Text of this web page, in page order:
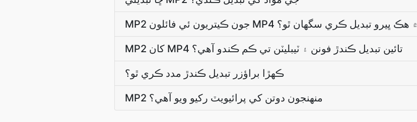
MP2 جون ڪيتريون ئي فائلون MP4 ۾ هڪ ڀيرو تبديل ڪري سگهان ٿو؟
MP2 کان MP4 تائين تبديل ڪندڙ فونن ۽ ٽيبليٽن تي ڪم ڪندو آھي؟
ڪھڙا براؤزر تبديل ڪندڙ مدد ڪري ٿو؟
MP2 منھنجون دوتن کي پرائيويٽ رکيو ويو آھي؟